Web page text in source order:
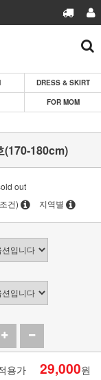
DRESS & SKIRT
FOR MOM
(170-180cm)
out
건) 지역별
용가 29,000원